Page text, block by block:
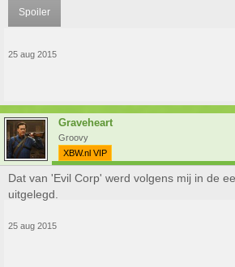
Spoiler
25 aug 2015
Graveheart
Groovy
XBW.nl VIP
Dat van 'Evil Corp' werd volgens mij in de
uitgelegd.
25 aug 2015